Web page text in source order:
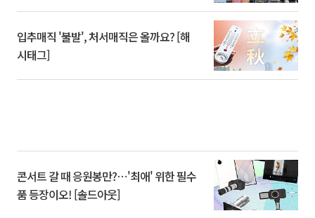
입추매직 '불발', 처서매직은 올까요? [해
시태그]
콘서트 갈 때 응원봉만?⋯'최애' 위한 필수
품 등장이오! [솔드아웃]